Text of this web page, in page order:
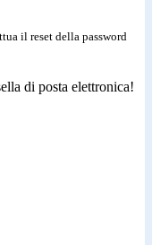
il reset della password
di posta elettronica!